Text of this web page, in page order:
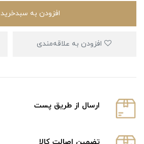
افزودن به سبدخرید
ارسال از طریق پست